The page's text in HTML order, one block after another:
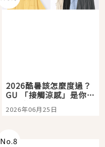
2026酷暑該怎麼度過？
GU 「接觸涼感」是你的
夏日救星
2026年06月25日
No.8